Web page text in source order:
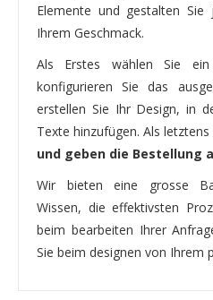
Elemente und gestalten
Ihrem Geschmack.
Als Erstes wählen Sie
konfigurieren Sie das
erstellen Sie Ihr Design, in
Texte hinzufügen. Als
und geben die Bestellung
Wir bieten eine grosse
Wissen, die effektivsten
beim bearbeiten Ihrer
Sie beim designen von Ihrem